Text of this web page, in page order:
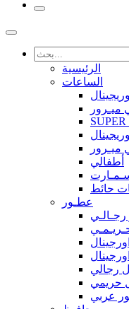
الرئيسية
الساعات
ميـرور
ميـرور
أطفالي
حائط
عطـور
رجالي
حريمي
عربي